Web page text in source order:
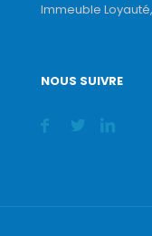
Immeuble
NOUS SUIVRE